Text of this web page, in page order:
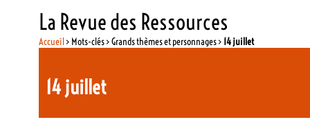
La Revue des Ressources
Accueil> Mots-clés > Grands thèmes et personnages > 14 juillet
14 juillet